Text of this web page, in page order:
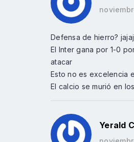
Defensa de hierro?
El Inter gana por 1-0
atacar
Esto no es excelencia
El calcio se murió en
Yerald